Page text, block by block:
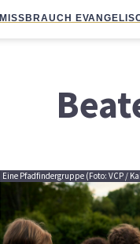
MISSBRAUCH
Eine Pfadfindergruppe (Foto: VCP /